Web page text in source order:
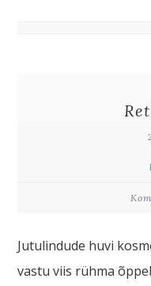
Jutulindude huvi
vastu viis rühma